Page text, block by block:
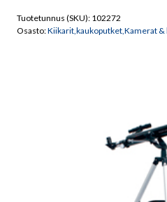
määrä
Tuotetunnus (SKU): 102272
Osasto:Kiikarit,kaukoputket,Kamerat &